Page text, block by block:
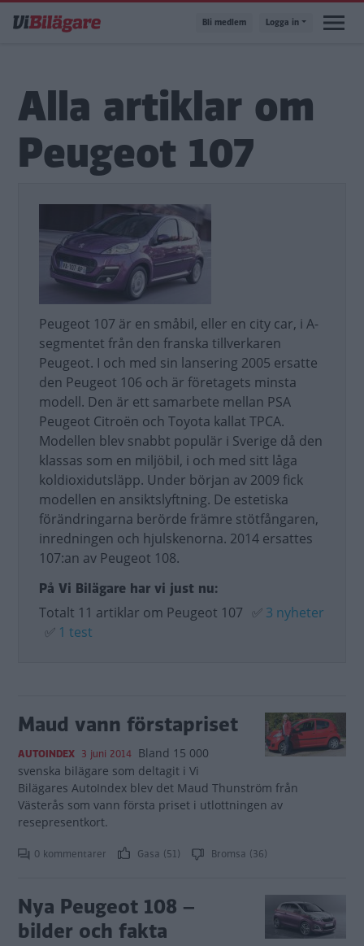
till
Bli medlem Logga in
Alla artiklar om
Peugeot 107
Peugeot 107 är en småbil, eller en city car, i A-
segmentet från den franska tillverkaren
Peugeot. I och med sin lansering 2005 ersatte
den Peugeot 106 och är företagets minsta
modell. Den är ett samarbete mellan PSA
Peugeot Citroën och Toyota kallat TPCA.
Modellen blev snabbt populär i Sverige då den
klassas som en miljöbil, i och med sitt låga
koldioxidutsläpp. Under början av 2009 fick
modellen en ansiktslyftning. De estetiska
förändringarna berörde främre stötfångaren,
inredningen och hjulskenorna. 2014 ersattes
107:an av Peugeot 108.
På Vi Bilägare har vi just nu:
Totalt 11 artiklar om Peugeot 107 ✅ 3 nyheter
✅ 1 test
Maud vann förstapriset
AUTOINDEX 3 juni 2014 Bland 15 000
svenska bilägare som deltagit i Vi
Bilägares AutoIndex blev det Maud Thunström från
Västerås som vann första priset i utlottningen av
resepresentkort.
0 kommentarer Gasa (51) Bromsa (36)
Nya Peugeot 108 –
bilder och fakta